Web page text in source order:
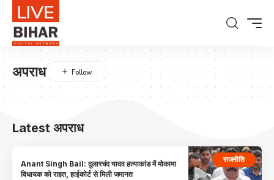
अपराध
Latest अपराध
राजनीति
Anant Singh Bail: दुलारचंद यादव हत्याकांड में मोकामा
विधायक को राहत, हाईकोर्ट से मिली जमानत